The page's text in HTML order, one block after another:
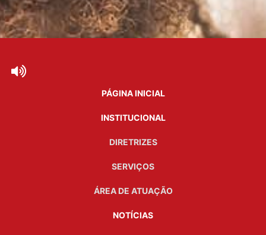
PÁGINA INICIAL
INSTITUCIONAL
DIRETRIZES
SERVIÇOS
ÁREA DE ATUAÇÃO
NOTÍCIAS